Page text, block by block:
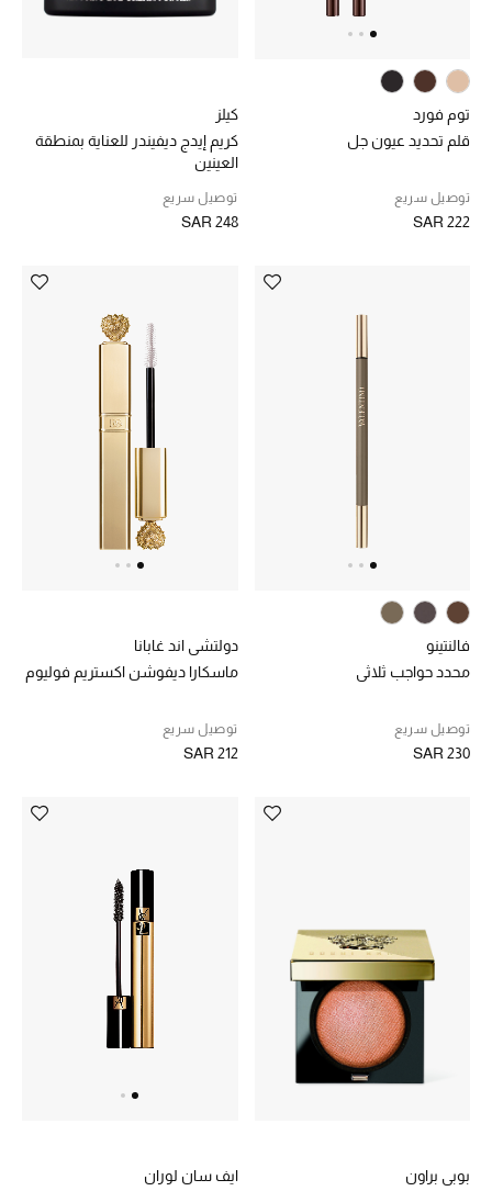
توم فورد
قلم تحديد عيون جل
توصيل سريع
SAR 222
كيلز
كريم إيدج ديفيندر للعناية بمنطقة
العينين
توصيل سريع
SAR 248
فالنتينو
محدد حواجب ثلاثي
توصيل سريع
SAR 230
دولتشي اند غابانا
ماسكارا ديفوشن اكستريم فوليوم
توصيل سريع
SAR 212
بوبي براون
ايف سان لوران